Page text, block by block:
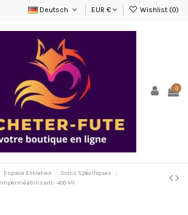
Deutsch EUR € Wishlist (0)
0
Espace Entretien
Soins Spécifiques
Imperméabilisant- 400 Ml